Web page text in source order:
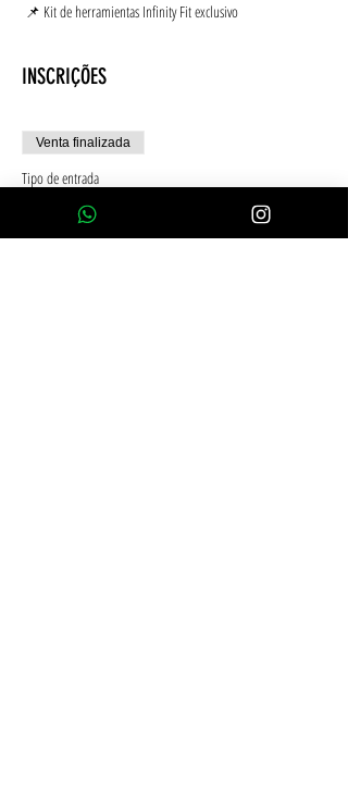
📌 Kit de herramientas Infinity Fit exclusivo
INSCRIÇÕES
Venta finalizada
Tipo de entrada
10x Tarjeta de crédito sin intereses